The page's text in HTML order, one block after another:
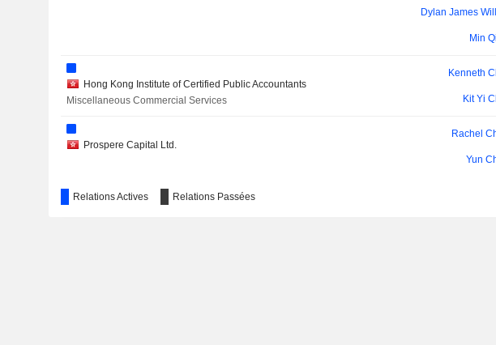
Dylan James
Min
Hong Kong Institute of Certified Public Accountants
Miscellaneous Commercial Services
Kenneth
Kit Yi
Prospere Capital Ltd.
Rachel
Yun
Relations Actives Relations Passées